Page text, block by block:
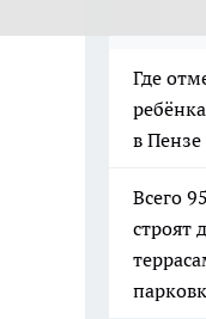
Где
в Пензе
Всего
строят